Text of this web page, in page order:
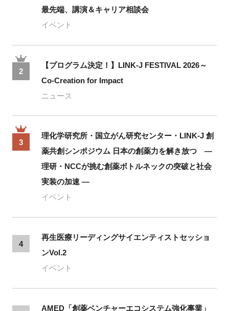
最先端、講演＆キャリア相談会
イベント
2
【プログラム決定！】LINK-J FESTIVAL 2026～
Co-Creation for Impact
ニュース
3
理化学研究所・国立がん研究センター・LINK-J 創
薬共創シンポジウム 日本の創薬力を解き放つ ―
理研・NCCが挑む創薬ボトルネックの突破と社会
実装の加速 ―
イベント
4
再生医療リーディングサイエンティストセッショ
ンVol.2
イベント
AMED「創薬ベンチャーエコシステム強化事業」